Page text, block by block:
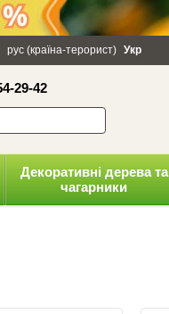
Політика конфіденційності
рус (країна-терорист) Укр
29-42
Декоративні дерева та
чагарники